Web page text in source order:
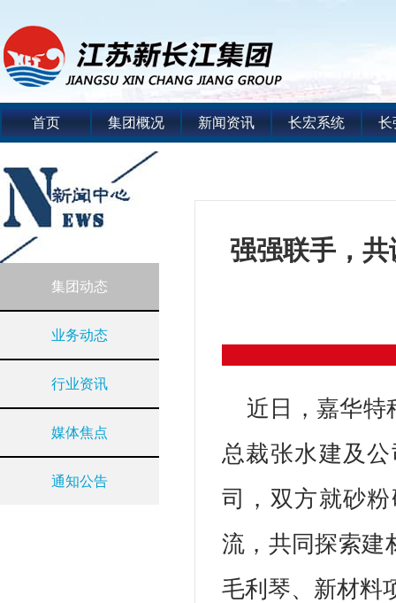
首页 集团概况 新闻资讯 长宏系统 长
集团动态
业务动态
行业资讯
媒体焦点
通知公告
强强联手，
近日，嘉华特
总裁张水建及
司，双方就砂
流，共同探索建
毛利琴、新材料